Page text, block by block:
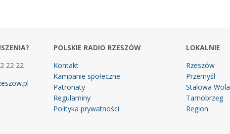
22 22
POLSKIE RADIO RZESZÓW
Kontakt
Kampanie społeczne
Patronaty
Regulaminy
Polityka prywatności
LOKALNIE
Rzeszów
Przemyśl
Stalowa Wola
Tarnobrzeg
Region